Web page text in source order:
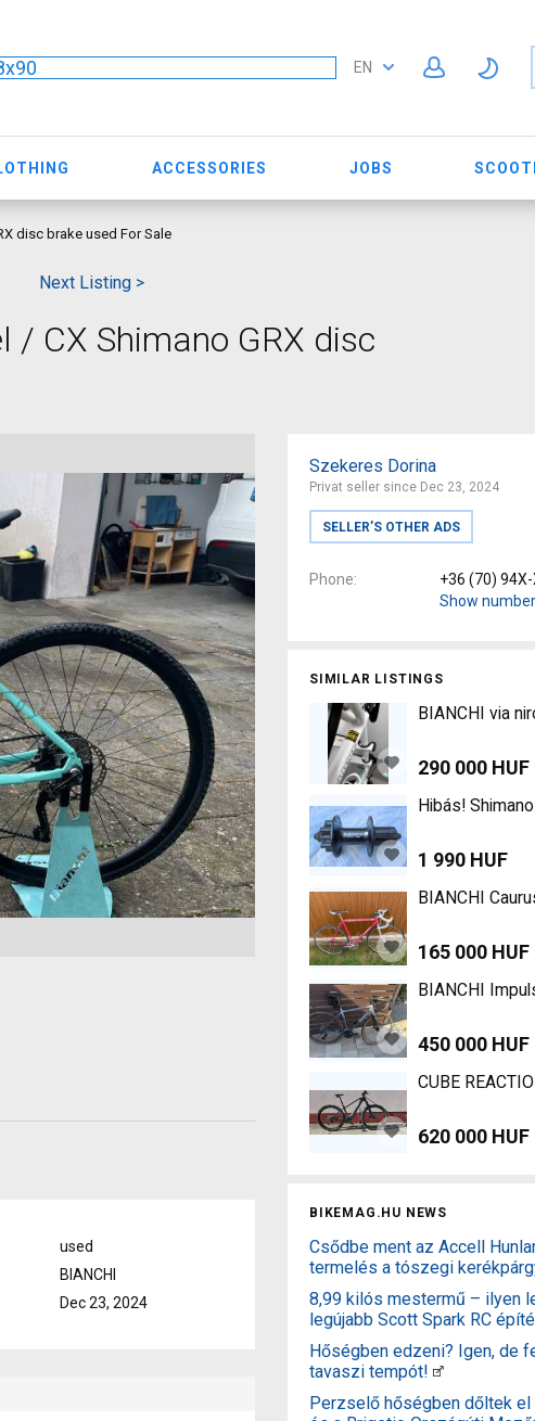
EN
ACCESSORIES JOBS
disc brake used For Sale
Next Listing >
/ CX Shimano GRX disc
Szekeres Dorina
Privat seller since Dec 23, 2024
SELLER’S OTHER ADS
Phone
+36 (70) 94X-
Show number
SIMILAR LISTINGS
BIANCHI via
290 000 HUF
Hibás!
1 990 HUF
BIANCHI
165 000 HUF
BIANCHI
450 000 HUF
CUBE
620 000 HUF
BIKEMAG.HU NEWS
Csődbe ment az Accell
termelés a tószegi
8,99 kilós mestermű – ilyen
legújabb Scott Spark RC
Hőségben edzeni? Igen, de
tavaszi tempót!
Perzselő hőségben dőltek el
used
BIANCHI
Dec 23, 2024